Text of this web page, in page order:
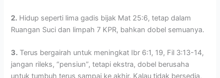
2. Hidup seperti lima gadis bijak Mat 25:6, tetap dalam
Ruangan Suci dan limpah 7 KPR, bahkan dobel semuanya.
3. Terus bergairah untuk meningkat Ibr 6:1, 19, Fil 3:13-14,
jangan rileks, “pensiun”, tetapi ekstra, dobel berusaha